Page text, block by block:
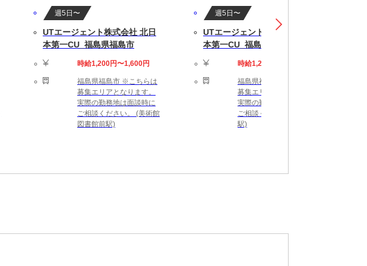
週5日〜
UTエージェント株式会社 北日
本第一CU_福島県福島市
時給1,200円〜1,600円
福島県福島市 ※こちらは
募集エリアとなります。
実際の勤務地は面談時に
ご相談ください。 (美術館
図書館前駅)
週5日〜
UTエージェント株式会社 北日
本第一CU_福島県福島市
時給1,200円〜1,600円
福島県福島市 ※こちらは
募集エリアとなります。
実際の勤務地は面談時に
ご相談ください。 (笹谷
駅)